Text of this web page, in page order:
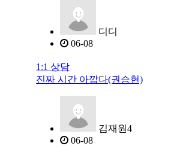
디디
06-08
1:1 상담
진짜 시간 아깝다(권승현)
김재원4
06-08